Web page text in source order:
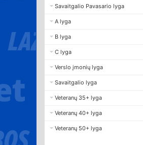
Savaitgalio Pavasario lyga
A lyga
B lyga
C lyga
Verslo įmonių lyga
Savaitgalio lyga
Veteranų 35+ lyga
Veteranų 40+ lyga
Veteranų 50+ lyga